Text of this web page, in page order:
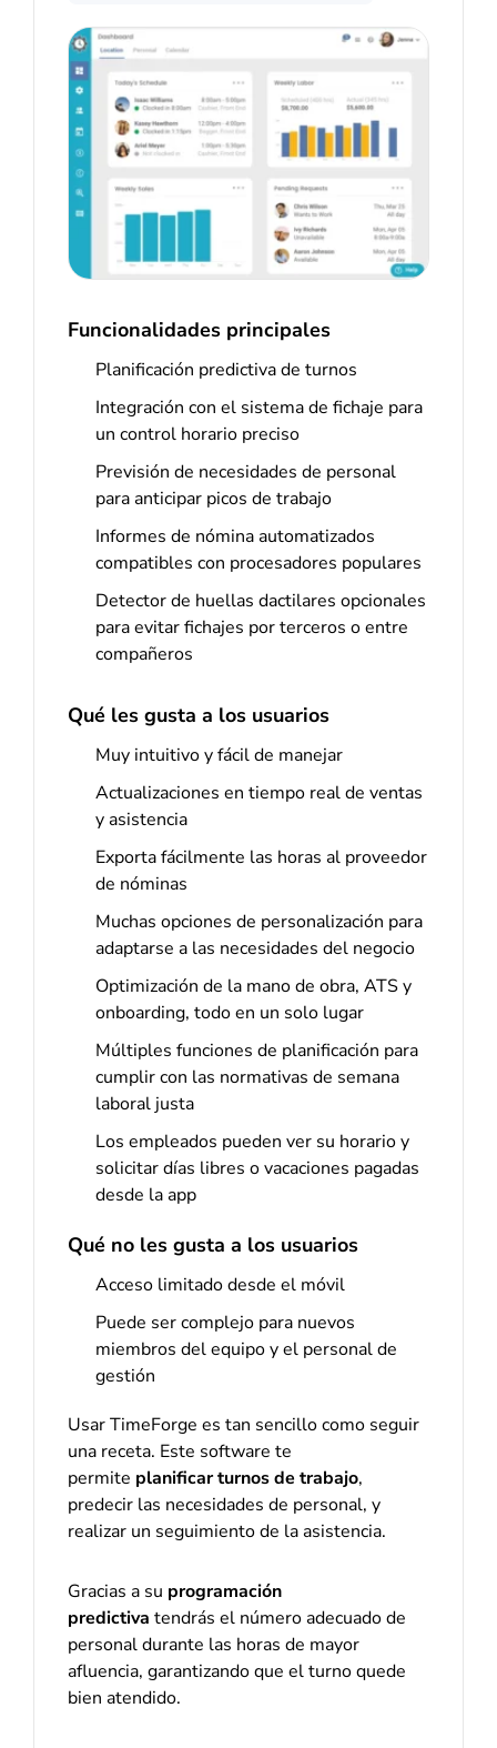
Funcionalidades principales
Planificación predictiva de turnos
Integración con el sistema de fichaje para
un control horario preciso
Previsión de necesidades de personal
para anticipar picos de trabajo
Informes de nómina automatizados
compatibles con procesadores populares
Detector de huellas dactilares opcionales
para evitar fichajes por terceros o entre
compañeros
Qué les gusta a los usuarios
Muy intuitivo y fácil de manejar
Actualizaciones en tiempo real de ventas
y asistencia
Exporta fácilmente las horas al proveedor
de nóminas
Muchas opciones de personalización para
adaptarse a las necesidades del negocio
Optimización de la mano de obra, ATS y
onboarding, todo en un solo lugar
Múltiples funciones de planificación para
cumplir con las normativas de semana
laboral justa
Los empleados pueden ver su horario y
solicitar días libres o vacaciones pagadas
desde la app
Qué no les gusta a los usuarios
Acceso limitado desde el móvil
Puede ser complejo para nuevos
miembros del equipo y el personal de
gestión
Usar TimeForge es tan sencillo como seguir
una receta. Este software te
permite planificar turnos de trabajo,
predecir las necesidades de personal, y
realizar un seguimiento de la asistencia.
Gracias a su programación
predictiva tendrás el número adecuado de
personal durante las horas de mayor
afluencia, garantizando que el turno quede
bien atendido.